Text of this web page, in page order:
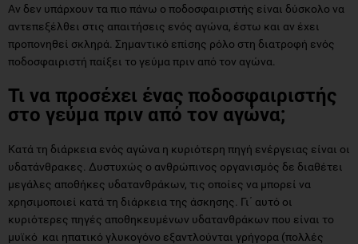
Αν δεν υπάρχουν τα πιο πάνω ο ποδοσφαιριστής είναι δύσκολο να
αντεπεξέλθει στις απαιτήσεις ενός αγώνα, έστω και αν έχει
προπονηθεί σκληρά. Σημαντικό επίσης ρόλο στη διατροφή ενός
ποδοσφαιριστή παίξει το γεύμα πριν από τον αγώνα.
Τι να προσέχει ένας ποδοσφαιριστής
στο γεύμα πριν από τον αγώνα;
Κατά τη διάρκεια ενός αγώνα η κυριότερη πηγή ενέργειας είναι οι
υδατάνθρακες. Δυστυχώς ο ανθρώπινος οργανισμός δε διαθέτει
μεγάλες αποθήκες υδατανθράκων, τις οποίες να μπορεί να
χρησιμοποιεί κατά τη διάρκεια της άσκησης. Γι΄ αυτό οι
κυριότερες πηγές αποθηκευμένων υδατανθράκων που είναι το
μυϊκό και ηπατικό γλυκογόνο εξαντλούνται γρήγορα (πολλές